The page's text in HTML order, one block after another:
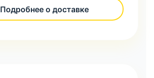
Подробнее о доставке